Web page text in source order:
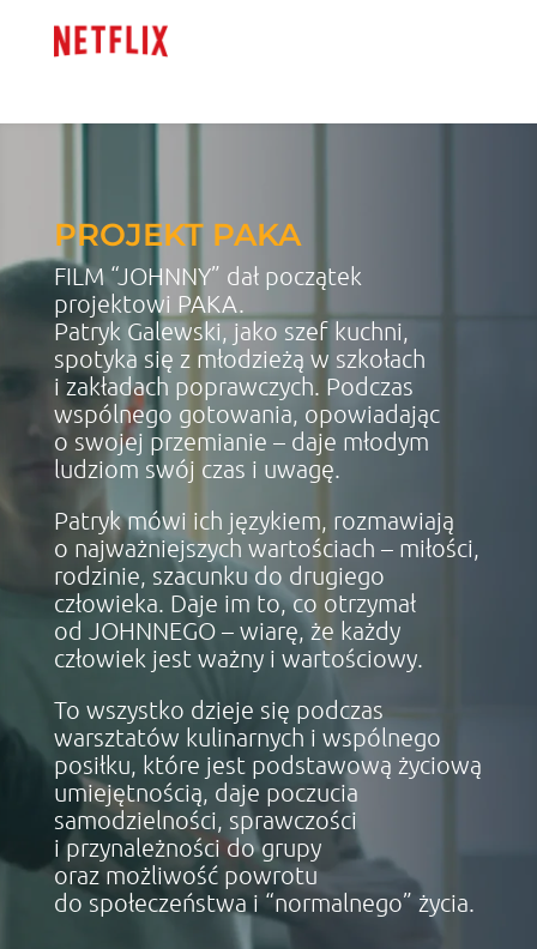
PROJEKT PAKA
FILM “JOHNNY” dał początek
projektowi PAKA.
Patryk Galewski, jako szef kuchni,
spotyka się z młodzieżą w szkołach
i zakładach poprawczych. Podczas
wspólnego gotowania, opowiadając
o swojej przemianie – daje młodym
ludziom swój czas i uwagę.
Patryk mówi ich językiem, rozmawiają
o najważniejszych wartościach – miłości,
rodzinie, szacunku do drugiego
człowieka. Daje im to, co otrzymał
od JOHNNEGO – wiarę, że każdy
człowiek jest ważny i wartościowy.
To wszystko dzieje się podczas
warsztatów kulinarnych i wspólnego
posiłku, które jest podstawową życiową
umiejętnością, daje poczucia
samodzielności, sprawczości
i przynależności do grupy
oraz możliwość powrotu
do społeczeństwa i “normalnego” życia.